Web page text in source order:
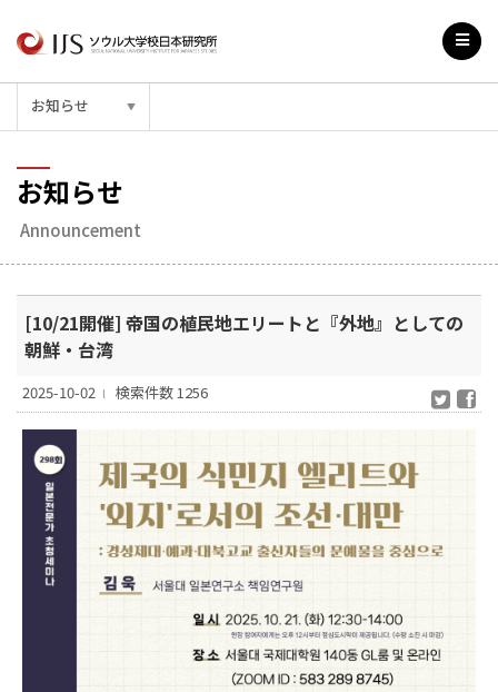
お知らせ ▼
お知らせ
Announcement
[10/21開催] 帝国の植民地エリートと『外地』としての
朝鮮・台湾
2025-10-02 l 検索件数 1256